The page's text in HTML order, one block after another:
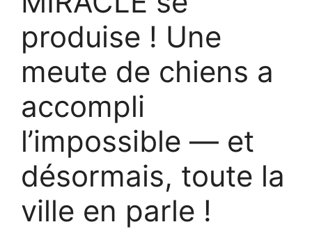
produise ! Une
meute de chiens a
accompli
l’impossible — et
désormais, toute la
ville en parle !